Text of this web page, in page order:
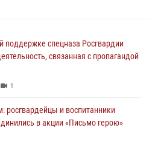
поддержке спецназа Росгвардии
связанная с пропагандой
1
росгвардейцы и воспитанники
в акции «Письмо герою»